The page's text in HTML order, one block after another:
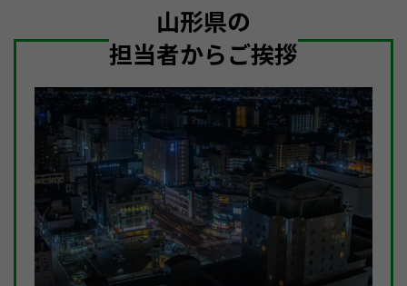
山形県の
担当者からご挨拶